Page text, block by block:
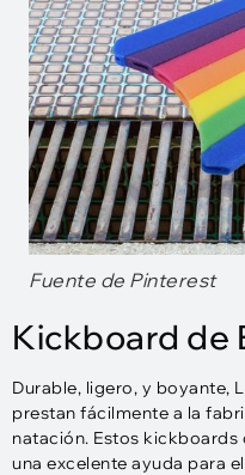
Fuente de Pinterest
Kickboard de
Durable, ligero, y boyante,
prestan fácilmente a la
natación. Estos kickboards
una excelente ayuda para